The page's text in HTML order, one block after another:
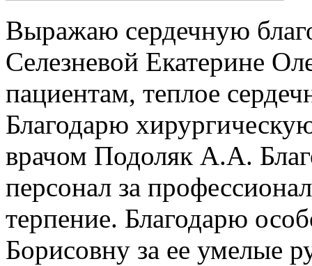
Выражаю сердечную
Селезневой Екатерине
пациентам, теплое
Благодарю
врачом Подоляк А.А.
персонал за
терпение. Благодарю
Борисовну за ее умелые